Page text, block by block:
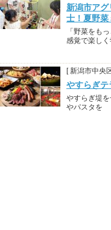
新潟市アグ
士！夏野菜
「野菜をも
感覚で楽し
[ 新潟市中央
やすらぎ
やすらぎ堤
やパスタを